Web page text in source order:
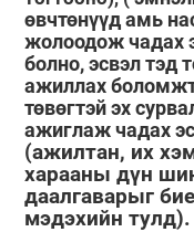
өвчтөнүүд амь
жолоодож чадах
болно, эсвэл тэд
ажиллах
төвөгтэй эх
ажиглаж чадах
(ажилтан, их
харааны дүн
даалгаварыг
мэдэхийн тулд).